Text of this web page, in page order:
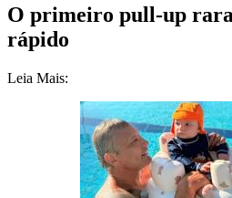
O primeiro pull-up
rápido
Leia Mais: